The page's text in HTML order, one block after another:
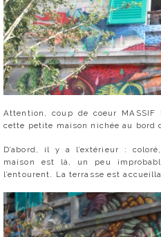
Attention, coup de coeur
cette petite maison nichée au bord
D’abord, il y a l’extérieur :
maison est là, un peu
l’entourent. La terrasse est